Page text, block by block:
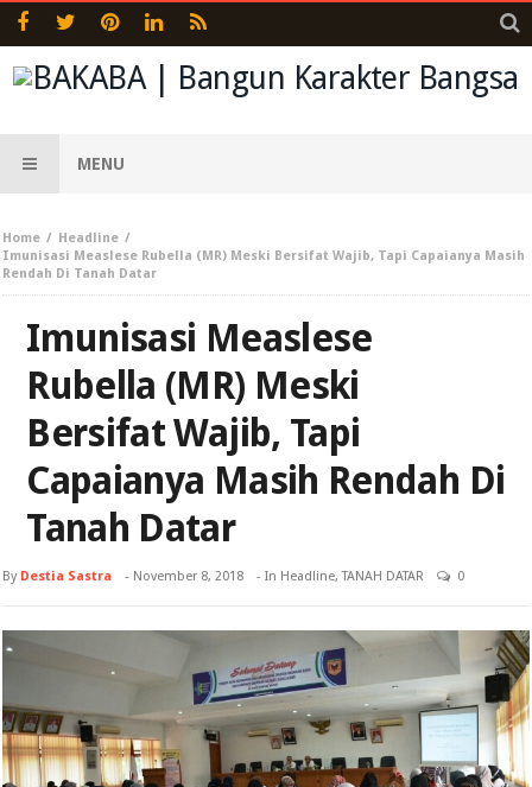
MENU
Home
Headline
Imunisasi Measlese Rubella (MR) Meski Bersifat Wajib, Tapi Capaianya Masih
Rendah Di Tanah Datar
Imunisasi Measlese
Rubella (MR) Meski
Bersifat Wajib, Tapi
Capaianya Masih Rendah Di
Tanah Datar
By Destia Sastra - November 8, 2018 - In Headline,TANAH DATAR 0